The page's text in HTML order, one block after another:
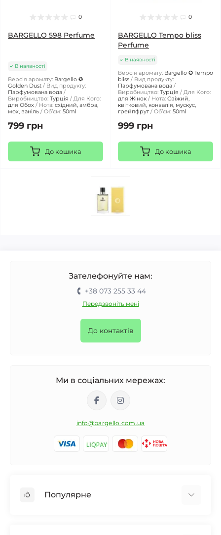
0
BARGELLO 598 Perfume
В наявності
Версія аромату: Bargello ✪
Golden Dust
Вид продукту:
Парфумована вода
Виробництво: Турція
Для Кого:
для Обох
Нота: східний, амбра,
мох, ваніль
Обʼєм: 50ml
799 грн
До кошика
0
BARGELLO Tempo bliss
Perfume
В наявності
Версія аромату: Bargello ✪ Tempo
bliss
Вид продукту:
Парфумована вода
Виробництво: Турція
Для Кого:
для Жінок
Нота: Свіжий,
квітковий, конвалія, мускус,
грейпфрут
Обʼєм: 50ml
999 грн
До кошика
Зателефонуйте нам:
+38 073 255 33 44
Передзвоніть мені
До контактів
Ми в соціальних мережах:
info@bargello.com.ua
Популярне